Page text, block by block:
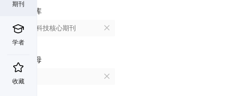
期刊
学者
收藏
数据库
中国科技核心期刊
首字母